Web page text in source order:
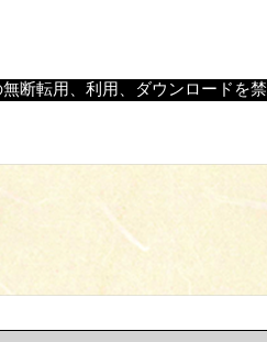
断転用、利用、ダウンロードを禁